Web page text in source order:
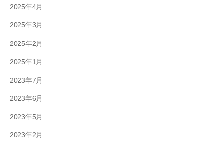
2025年4月
2025年3月
2025年2月
2025年1月
2023年7月
2023年6月
2023年5月
2023年2月